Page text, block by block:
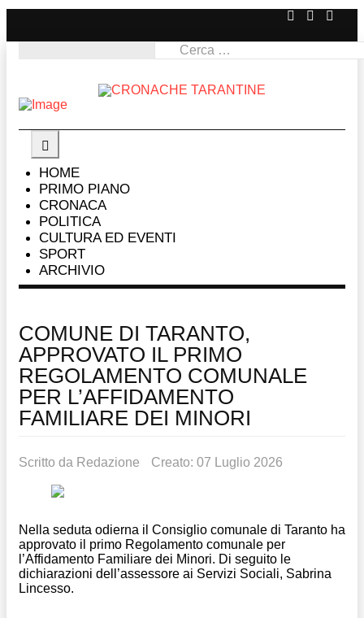
HOME
PRIMO PIANO
CRONACA
POLITICA
CULTURA ED EVENTI
SPORT
ARCHIVIO
COMUNE DI TARANTO,
APPROVATO IL PRIMO
REGOLAMENTO COMUNALE
PER L’AFFIDAMENTO
FAMILIARE DEI MINORI
Scritto da Redazione Creato: 07 Luglio 2026
Nella seduta odierna il Consiglio comunale di Taranto ha
approvato il primo Regolamento comunale per
l’Affidamento Familiare dei Minori. Di seguito le
dichiarazioni dell’assessore ai Servizi Sociali, Sabrina
Lincesso.